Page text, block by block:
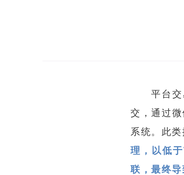
平台
交，通过
系统。此
理，以低
联，最终导